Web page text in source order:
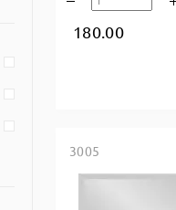
180.00
3005